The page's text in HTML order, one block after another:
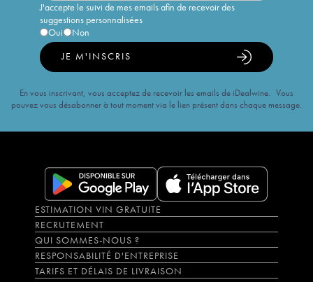
J'accepte le suivi de mes emails afin de recevoir des
suggestions personnalisées
Oui
Non
JE M'INSCRIS
En vous inscrivant, vous acceptez de recevoir les emails de iDealwine. Vous
pouvez vous désabonner à tout moment via le lien présent dans chaque message.
ESTIMATION VIN GRATUITE
RECRUTEMENT
QUI SOMMES-NOUS ?
RESPONSABILITÉ D'ENTREPRISE
TARIFS ET DÉLAIS DE LIVRAISON